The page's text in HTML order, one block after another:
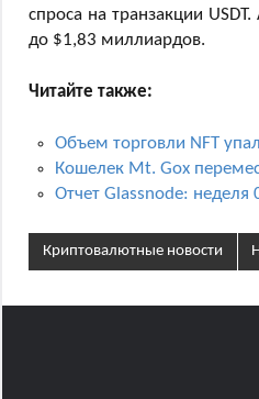
спроса на транзакции
до $1,83 миллиардов.
Читайте также:
Объем торговли NFT
Кошелек Mt. Gox
Отчет Glassnode:
Криптовалютные новости